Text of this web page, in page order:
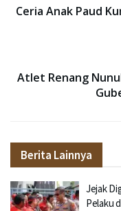
Ceria Anak Paud
Atlet Renang
Berita Lainnya
Jejak
Pelaku